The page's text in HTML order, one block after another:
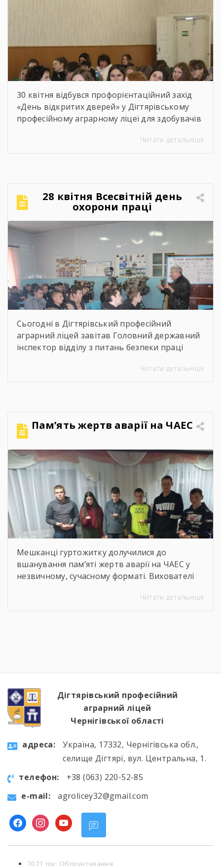
30 квітня відбувся профорієнтаційний захід
«День відкритих дверей» у Дігтярівському
професійному аграрному ліцеї для здобувачів
Срібнянського ліцеїв. Всіх учасників заходу
прийому 2026 року заступник директора з
навчально-виробничої роботи Сергій
Коломієць. Для майбутніх абітурієнтів було
проведено […]
Читати детальніше
28 квітня Всесвітній день
охорони праці
Сьогодні в Дігтярівський професійний
аграрний ліцей завітав Головний державний
інспектор відділу з питань безпеки праці
Чернігівській області Центрального
здорових умов праці». Сучасна концепція
безпеки праці давно вийшла за межі […]
Читати детальніше
Пам’ять жертв аварії на ЧАЕС
Мешканці гуртожитку долучилися до
вшанування пам’яті жертв аварії на ЧАЕС у
незвичному, сучасному форматі. Вихователі
організували та провели для студентів
подій фатальної ночі 1986 року, дізналися про
наслідки катастрофи для екології України […]
Читати детальніше
Дігтярівський професійний
аграрний ліцей
Чернігівської області
aдресa:
Україна, 17332, Чернігівська обл.,
селище Дігтярі, вул. Центральна, 1.
телефон:
+38 (063) 220-52-85
e-mail:
agrolicey32@gmail.com
facebookinstagram
youtube
2021 рік: Обгрунтування